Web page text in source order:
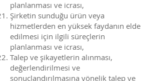
planlanması ve icrası,
Şirketin sunduğu ürün veya
hizmetlerden en yüksek faydanın elde
edilmesi için ilgili süreçlerin
planlanması ve icrası,
Talep ve şikayetlerin alınması,
değerlendirilmesi ve
sonuçlandırılmasına yönelik talep ve